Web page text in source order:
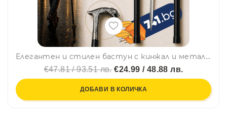
Елегантен и стилен бастун с кинжал и метална дръжка с глава на тигър
€47.81 / 93.51 лв.€24.99 / 48.88 лв.
ДОБАВИ В КОЛИЧКА